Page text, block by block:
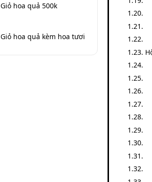
Giỏ hoa quả 500k
Giỏ hoa quả kèm hoa tươi